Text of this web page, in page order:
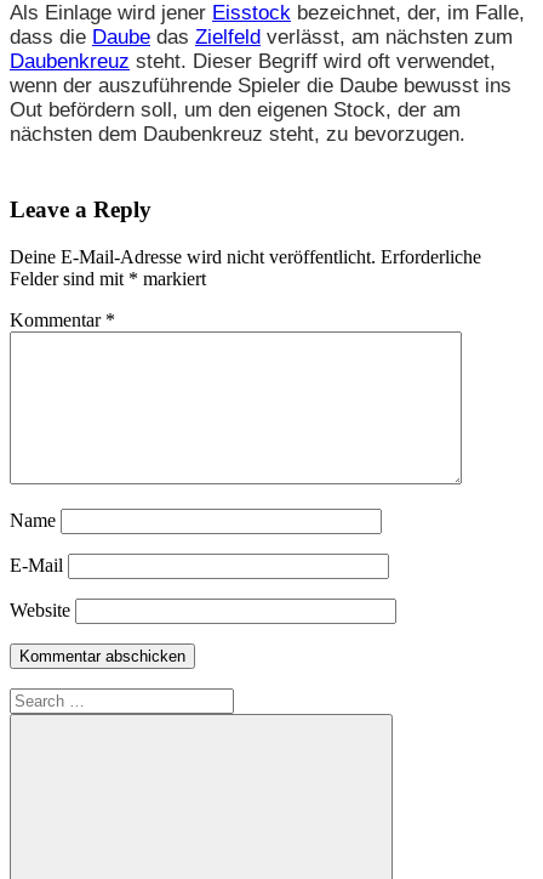
Als Einlage wird jener Eisstock bezeichnet, der, im Falle,
dass die Daube das Zielfeld verlässt, am nächsten zum
Daubenkreuz steht. Dieser Begriff wird oft verwendet,
wenn der auszuführende Spieler die Daube bewusst ins
Out befördern soll, um den eigenen Stock, der am
nächsten dem Daubenkreuz steht, zu bevorzugen.
Leave a Reply
Deine E-Mail-Adresse wird nicht veröffentlicht. Erforderliche
Felder sind mit * markiert
Kommentar *
Name
E-Mail
Website
Search
for: